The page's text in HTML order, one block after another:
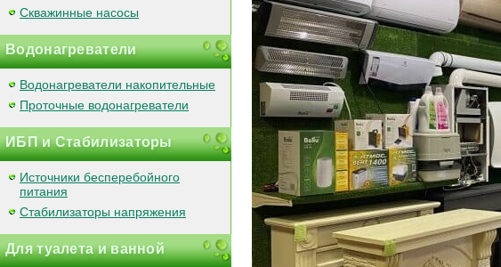
Скважинные насосы
Водонагреватели
Водонагреватели накопительные
Проточные водонагреватели
ИБП и Стабилизаторы
Источники бесперебойного
питания
Стабилизаторы напряжения
Для туалета и ванной